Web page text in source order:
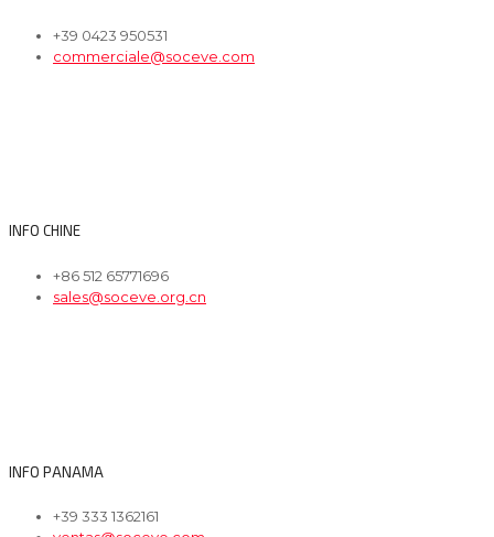
+39 0423 950531
commerciale@soceve.com
INFO CHINE
+86 512 65771696
sales@soceve.org.cn
INFO PANAMA
+39 333 1362161